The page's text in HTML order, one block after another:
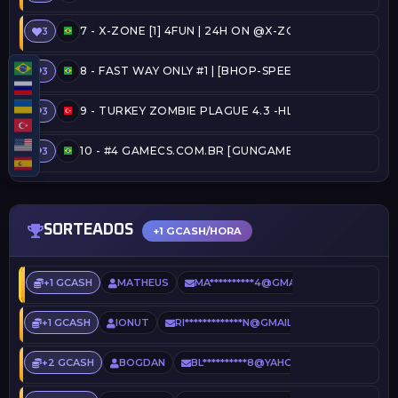
3 7 - X-ZONE [1] 4FUN | 24H ON @X-ZONE
3 8 - FAST WAY ONLY #1 | [BHOP-SPEEDRUN] [TOP15,
3 9 - TURKEY ZOMBIE PLAGUE 4.3 -HLPLAYER.COM
3 10 - #4 GAMECS.COM.BR [GUNGAME] (4:08)
SORTEADOS +1 GCASH/HORA
+1 GCASH MATHEUS MA**********4@GMAIL.COM
+1 GCASH IONUT RI*************N@GMAIL.COM
+2 GCASH BOGDAN BL**********8@YAHOO.COM